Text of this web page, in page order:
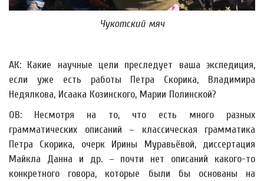
Чукотский мяч
АК: Какие научные цели преследует ваша экспедиция,
если уже есть работы Петра Скорика, Владимира
Недялкова, Исаака Козинского, Марии Полинской?
ОВ: Несмотря на то, что есть много разных
грамматических описаний – классическая грамматика
Петра Скорика, очерк Ирины Муравьёвой, диссертация
Майкла Данна и др. – почти нет описаний какого-то
конкретного говора, которые были бы основаны на